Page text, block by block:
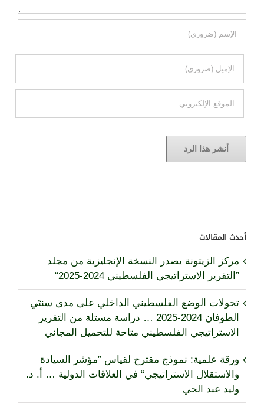
أحدث المقالات
مركز الزيتونة يصدر النسخة الإنجليزية من مجلد
”التقرير الاستراتيجي الفلسطيني 2024-2025“
تحولات الوضع الفلسطيني الداخلي على مدى سنتَي
الطوفان 2024-2025 … دراسة مستلة من التقرير
الاستراتيجي الفلسطيني متاحة للتحميل المجاني
ورقة علمية: نموذج مقترح لقياس ”مؤشر السيادة
والاستقلال الاستراتيجي“ في العلاقات الدولية … أ. د.
وليد عبد الحي